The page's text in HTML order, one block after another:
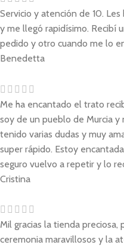
Servicio y atención de 10.
y me llegó rapidísimo. Recibí
pedido y otro cuando me lo
Benedetta
Me ha encantado el trato
soy de un pueblo de Murcia
tenido varias dudas y muy
super rápido. Estoy
seguro vuelvo a repetir y lo
Cristina
Mil gracias la tienda preciosa,
ceremonia maravillosos y la